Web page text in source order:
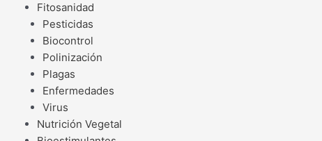
Fitosanidad
Pesticidas
Biocontrol
Polinización
Plagas
Enfermedades
Virus
Nutrición Vegetal